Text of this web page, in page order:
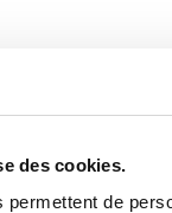
des cookies.
permettent de